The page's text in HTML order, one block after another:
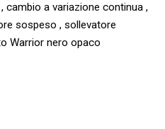
cambio a variazione continua ,
sospeso , sollevatore
Warrior nero opaco